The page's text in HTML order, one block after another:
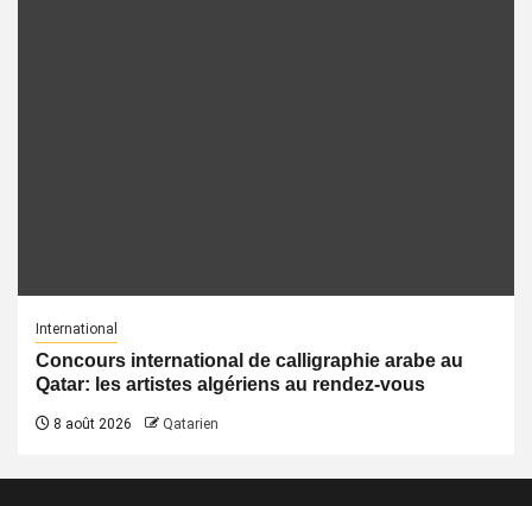
International
Concours international de calligraphie arabe au
Qatar: les artistes algériens au rendez-vous
8 août 2026 Qatarien